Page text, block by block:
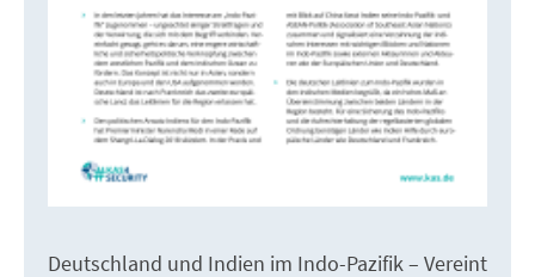
Deutschland und Indien im Indo-Pazifik – Vereint